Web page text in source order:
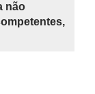
não